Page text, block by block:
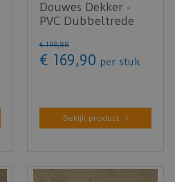
Douwes Dekker -
PVC Dubbeltrede
Ultramat 150x61c…
€ 199,88
€ 169,90 per stuk
Bekijk product